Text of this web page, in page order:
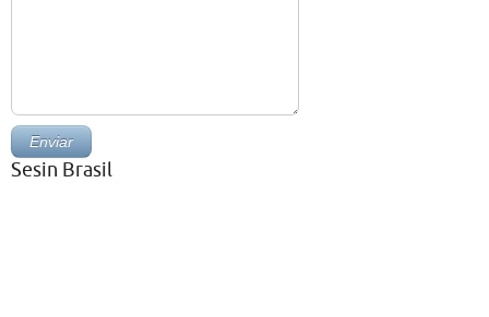
Sesin Brasil